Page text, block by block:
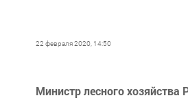
22 февраля 2020, 14:50
Министр лесного хозяйства